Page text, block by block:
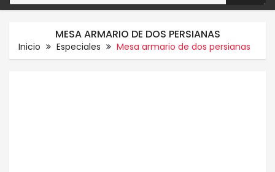
MESA ARMARIO DE DOS PERSIANAS
Inicio Especiales Mesa armario de dos persianas